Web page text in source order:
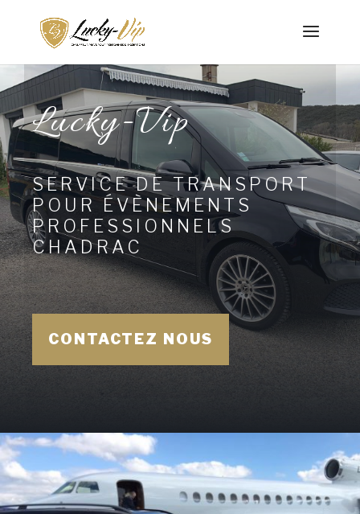
Lucky-Vip
SERVICE DE TRANSPORT
POUR ÉVÈNEMENTS
PROFESSIONNELS
CHADRAC
CONTACTEZ NOUS